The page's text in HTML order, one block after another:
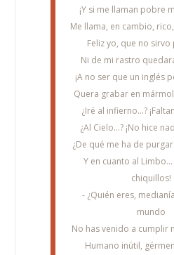
¡Y si me llaman pobre
Me llama, en cambio,
Feliz yo, que no sirvo
Ni de mi rastro
¡A no ser que un inglés
Quera grabar en
¿Iré al infierno...?
¿Al Cielo...? ¡No hice
¿De qué me ha de
Y en cuanto al Limbo...
chiquillos!
- ¿Quién eres,
mundo
No has venido a cumplir
Humano inútil,